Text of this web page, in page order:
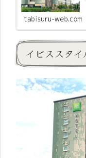
tabisuru-web.com
イビススタ